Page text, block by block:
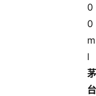
0
0
m
l
茅
台